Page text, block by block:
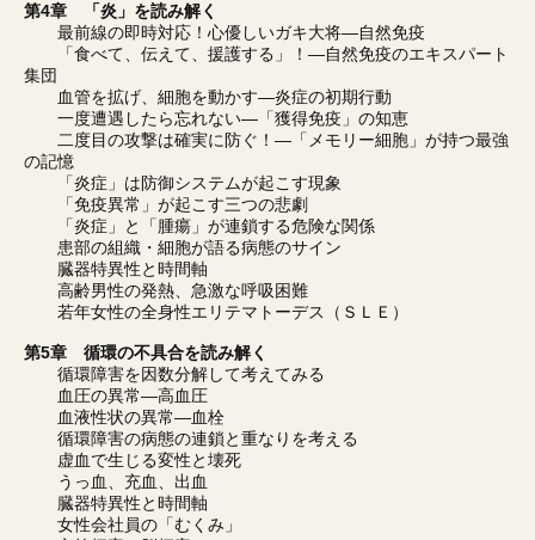
第4章 「炎」を読み解く
最前線の即時対応！心優しいガキ大将―自然免疫
「食べて、伝えて、援護する」！―自然免疫のエキスパート
集団
血管を拡げ、細胞を動かす―炎症の初期行動
一度遭遇したら忘れない―「獲得免疫」の知恵
二度目の攻撃は確実に防ぐ！―「メモリー細胞」が持つ最強
の記憶
「炎症」は防御システムが起こす現象
「免疫異常」が起こす三つの悲劇
「炎症」と「腫瘍」が連鎖する危険な関係
患部の組織・細胞が語る病態のサイン
臓器特異性と時間軸
高齢男性の発熱、急激な呼吸困難
若年女性の全身性エリテマトーデス（ＳＬＥ）
第5章 循環の不具合を読み解く
循環障害を因数分解して考えてみる
血圧の異常―高血圧
血液性状の異常―血栓
循環障害の病態の連鎖と重なりを考える
虚血で生じる変性と壊死
うっ血、充血、出血
臓器特異性と時間軸
女性会社員の「むくみ」